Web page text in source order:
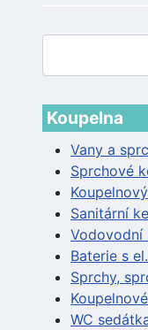
Koupelna
Vany a
Sprchové
Sanitární
Vodovodní
Baterie s
Sprchy,
WC